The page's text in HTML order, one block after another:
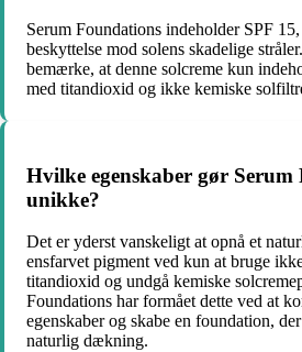
Serum Foundations indeholder SPF
beskyttelse mod solens skadelige
bemærke, at denne solcreme kun
med titandioxid og ikke kemiske
Hvilke egenskaber gør Serum
unikke?
Det er yderst vanskeligt at opnå et
ensfarvet pigment ved kun at bruge
titandioxid og undgå kemiske
Foundations har formået dette ved at
egenskaber og skabe en foundation,
naturlig dækning.